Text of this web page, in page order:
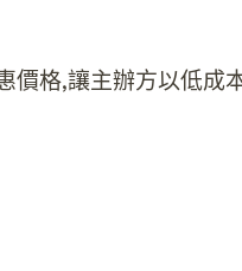
價格,讓主辦方以低成